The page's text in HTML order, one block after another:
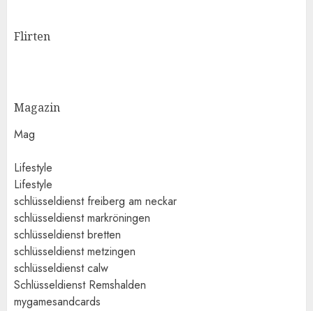
Flirten
Magazin
Mag
Lifestyle
Lifestyle
schlüsseldienst freiberg am neckar
schlüsseldienst markröningen
schlüsseldienst bretten
schlüsseldienst metzingen
schlüsseldienst calw
Schlüsseldienst Remshalden
mygamesandcards